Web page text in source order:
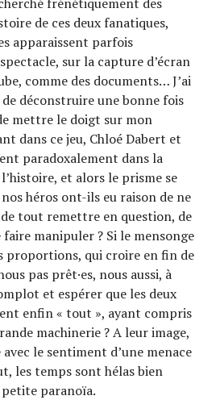
de ces deux fanatiques,
apparaissent parfois
sur la capture d’écran
comme des documents… J’ai
déconstruire une bonne fois
mettre le doigt sur mon
dans ce jeu, Chloé Dabert et
paradoxalement dans la
et alors le prisme se
héros ont-ils eu raison de ne
tout remettre en question, de
faire manipuler ? Si le mensonge
proportions, qui croire en fin de
pas prêt·es, nous aussi, à
et espérer que les deux
enfin « tout », ayant compris
machinerie ? A leur image,
le sentiment d’une menace
les temps sont hélas bien
paranoïa.